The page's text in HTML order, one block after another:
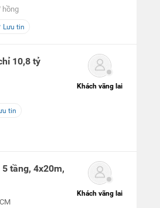
hồng
Lưu tin
10,8 tỷ
tin
Khách vãng lai
tầng, 4x20m,
Khách vãng lai